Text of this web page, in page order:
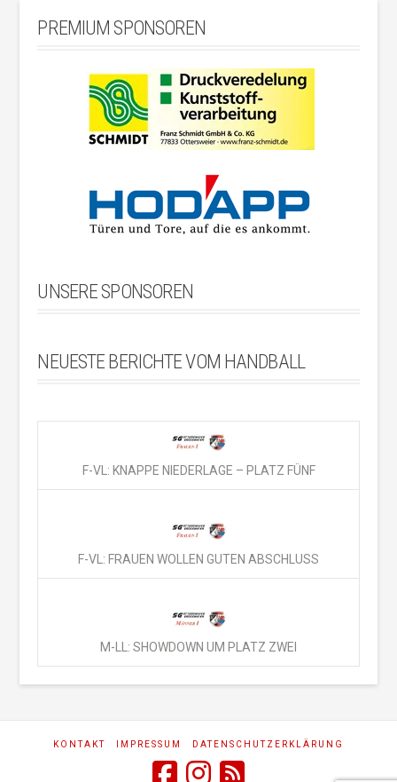
PREMIUM SPONSOREN
UNSERE SPONSOREN
NEUESTE BERICHTE VOM HANDBALL
F-VL: KNAPPE NIEDERLAGE – PLATZ FÜNF
F-VL: FRAUEN WOLLEN GUTEN ABSCHLUSS
M-LL: SHOWDOWN UM PLATZ ZWEI
KONTAKT IMPRESSUM DATENSCHUTZERKLÄRUNG